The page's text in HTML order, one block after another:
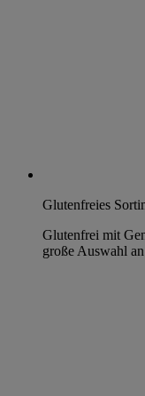
Glutenfreies
Glutenfrei mit
große Auswahl